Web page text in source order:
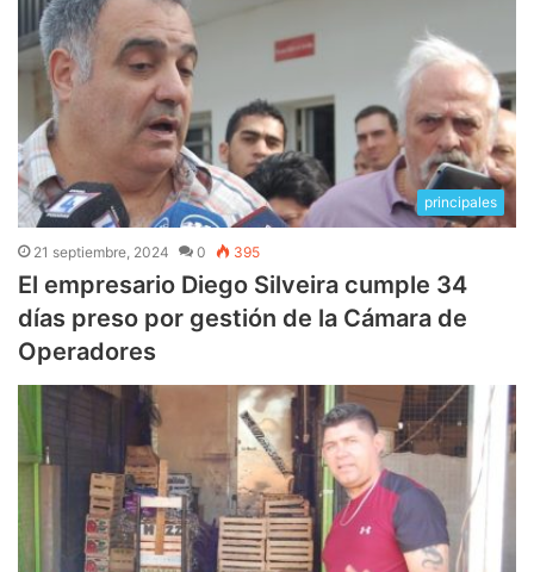
principales
21 septiembre, 2024 0 395
El empresario Diego Silveira cumple 34
días preso por gestión de la Cámara de
Operadores